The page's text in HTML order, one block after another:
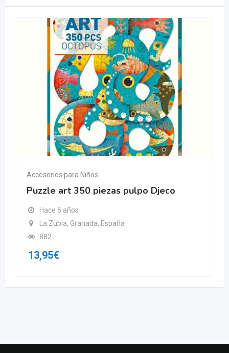
Accesorios para Niños
Puzzle art 350 piezas pulpo Djeco
Hace 6 años
La Zubia, Granada, España
882
13,95€